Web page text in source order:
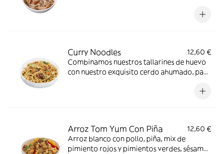
Curry Noodles
12,60 €
Combinamos nuestros tallarines de huevo
con nuestro exquisito cerdo ahumado, pak
Arroz Tom Yum Con Piña
12,60 €
Arroz blanco con pollo, piña, mix de
pimiento rojos y pimientos verdes, sésamo